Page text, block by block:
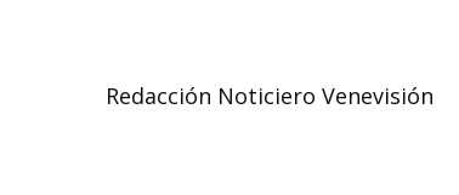
Redacción Noticiero Venevisión